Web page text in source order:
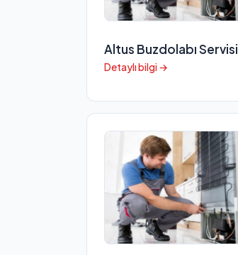
Altus Buzdolabı Servisi
Detaylı bilgi →